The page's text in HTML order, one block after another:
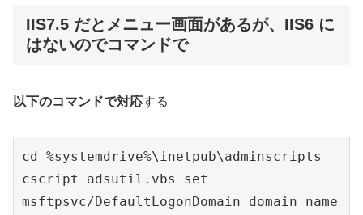
IIS7.5 だとメニュー画面があるが、IIS6 に
はないのでコマンドで
以下のコマンドで対応する
cd %systemdrive%\inetpub\adminscripts
cscript adsutil.vbs set
msftpsvc/DefaultLogonDomain domain_name